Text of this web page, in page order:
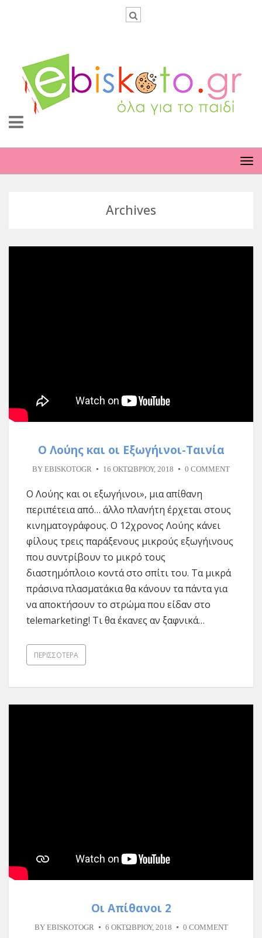
Archives
Ο Λούης και οι Εξωγήινοι-Ταινία
BY EBISKOTOGR 16 ΟΚΤΩΒΡΊΟΥ, 2018 0 COMMENT
Ο Λούης και οι εξωγήινοι», μια απίθανη
περιπέτεια από… άλλο πλανήτη έρχεται στους
κινηματογράφους. Ο 12χρονος Λούης κάνει
φίλους τρεις παράξενους μικρούς εξωγήινους
που συντρίβουν το μικρό τους
διαστημόπλοιο κοντά στο σπίτι του. Τα μικρά
πράσινα πλασματάκια θα κάνουν τα πάντα για
να αποκτήσουν το στρώμα που είδαν στο
telemarketing! Τι θα έκανες αν ξαφνικά…
ΠΕΡΙΣΣΌΤΕΡΑ
Οι Απίθανοι 2
BY EBISKOTOGR 6 ΟΚΤΩΒΡΊΟΥ, 2018 0 COMMENT